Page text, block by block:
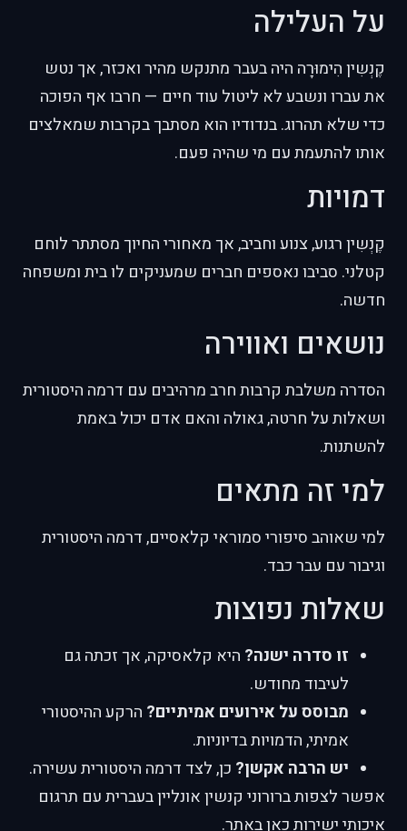
על העלילה
קֶנְשִין הִימוּרָה היה בעבר מתנקש מהיר ואכזר, אך נטש
את עברו ונשבע לא ליטול עוד חיים — חרבו אף הפוכה
כדי שלא תהרוג. בנדודיו הוא מסתבך בקרבות שמאלצים
אותו להתעמת עם מי שהיה פעם.
דמויות
קֶנְשִין רגוע, צנוע וחביב, אך מאחורי החיוך מסתתר לוחם
קטלני. סביבו נאספים חברים שמעניקים לו בית ומשפחה
חדשה.
נושאים ואווירה
הסדרה משלבת קרבות חרב מרהיבים עם דרמה היסטורית
ושאלות על חרטה, גאולה והאם אדם יכול באמת
להשתנות.
למי זה מתאים
למי שאוהב סיפורי סמוראי קלאסיים, דרמה היסטורית
וגיבור עם עבר כבד.
שאלות נפוצות
זו סדרה ישנה? היא קלאסיקה, אך זכתה גם
לעיבוד מחודש.
מבוסס על אירועים אמיתיים? הרקע ההיסטורי
אמיתי, הדמויות בדיוניות.
יש הרבה אקשן? כן, לצד דרמה היסטורית עשירה.
אפשר לצפות ברורוני קנשין אונליין בעברית עם תרגום
איכותי ישירות כאן באתר.